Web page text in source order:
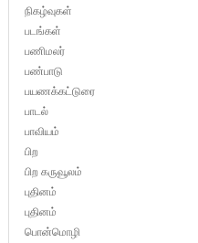
நிகழ்வுகள்
படங்கள்
பணிமலர்
பண்பாடு
பயணக்கட்டுரை
பாடல்
பாவியம்
பிற
பிற கருவூலம்
புதினம்
புதினம்
பொன்மொழி